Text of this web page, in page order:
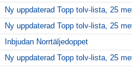
Ny uppdaterad Topp tolv-lista, 25
Ny uppdaterad Topp tolv-lista, 25
Inbjudan Norrtäljedoppet
Ny uppdaterad Topp tolv-lista, 25